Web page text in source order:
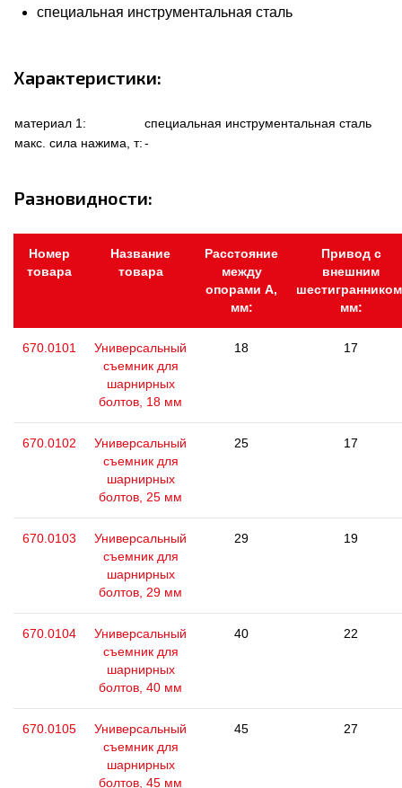
специальная инструментальная сталь
Характеристики:
материал 1:
специальная инструментальная сталь
макс. сила нажима, т:-
Разновидности:
Номер
товара
Название
товара
Расстояние
между
опорами А,
мм:
Привод с
внешним
мм:
670.0101
Универсальный
съемник для
шарнирных
болтов, 18 мм
18 17
670.0102
Универсальный
съемник для
шарнирных
болтов, 25 мм
25 17
670.0103
Универсальный
съемник для
шарнирных
болтов, 29 мм
29 19
670.0104
Универсальный
съемник для
шарнирных
болтов, 40 мм
40 22
670.0105
Универсальный
съемник для
шарнирных
болтов, 45 мм
45 27